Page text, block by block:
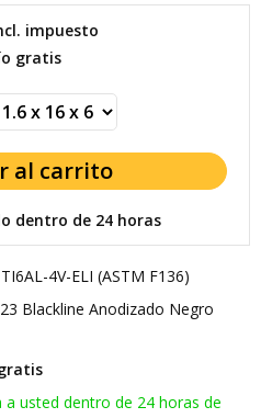
impuesto
gratis
dentro de 24 horas
4V-ELI (ASTM F136)
Blackline Anodizado Negro
usted dentro de 24 horas de